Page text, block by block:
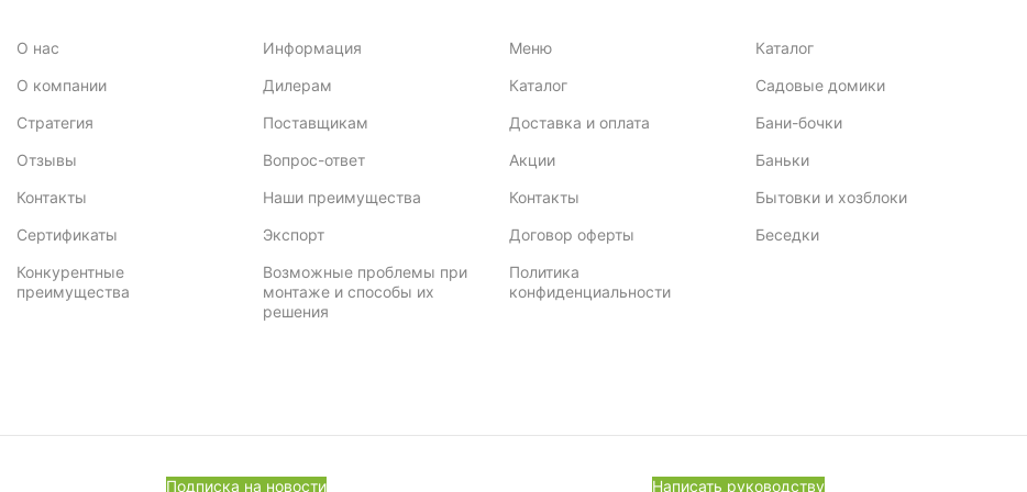
3,90
3,42 1
3,64
3,99 1
3.19 2
О нас
О компании
Стратегия
Отзывы
Контакты
Сертификаты
Конкурентные
преимущества
Информация
Дилерам
Поставщикам
Вопрос-ответ
Наши преимущества
Экспорт
Возможные проблемы при
монтаже и способы их
решения
Меню
Каталог
Доставка и оплата
Акции
Контакты
Договор оферты
Политика
конфиденциальности
Каталог
Садовые домики
Бани-бочки
Баньки
Бытовки и хозблоки
Беседки
Подписка на новости Написать руководству